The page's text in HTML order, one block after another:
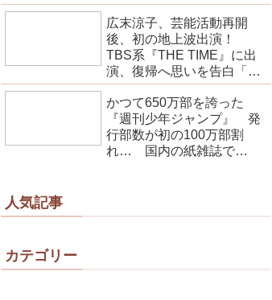
広末涼子、芸能活動再開
後、初の地上波出演！
TBS系『THE TIME』に出
演、復帰へ思いを告白「自
分の弱い部分だったり…」
かつて650万部を誇った
『週刊少年ジャンプ』 発
行部数が初の100万部割
れ… 国内の紙雑誌で
人気記事
カテゴリー